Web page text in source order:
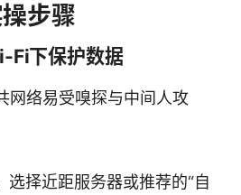
步骤
Fi下保护数据
网络易受嗅探与中间人攻
选择近距服务器或推荐的“自